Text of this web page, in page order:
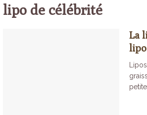
lipo de célébrité
La
lipo